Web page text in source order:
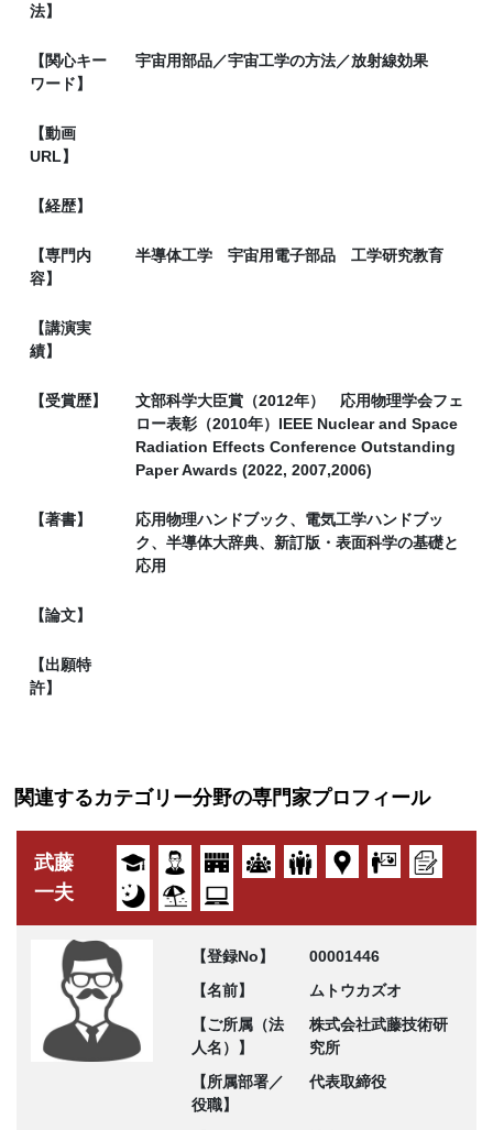
法】
【関心キー
ワード】
宇宙用部品／宇宙工学の方法／放射線効果
【動画
URL】
【経歴】
【専門内
容】
半導体工学 宇宙用電子部品 工学研究教育
【講演実
績】
【受賞歴】
文部科学大臣賞（2012年） 応用物理学会フェ
ロー表彰（2010年）IEEE Nuclear and Space
Radiation Effects Conference Outstanding
Paper Awards (2022, 2007,2006)
【著書】
応用物理ハンドブック、電気工学ハンドブッ
ク、半導体大辞典、新訂版・表面科学の基礎と
応用
【論文】
【出願特
許】
関連するカテゴリー分野の専門家プロフィール
武藤
一夫
【登録No】
00001446
【名前】
ムトウカズオ
【ご所属（法
人名）】
株式会社武藤技術研
究所
【所属部署／
役職】
代表取締役